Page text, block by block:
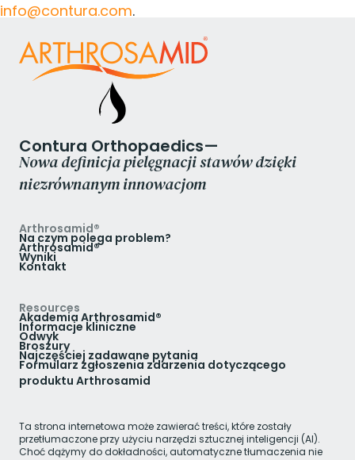
info@contura.com.
Contura Orthopaedics—
Nowa definicja pielęgnacji stawów dzięki
niezrównanym innowacjom
Arthrosamid®
Na czym polega problem?
Arthrosamid®
Wyniki
Kontakt
Resources
Akademia Arthrosamid®
Informacje kliniczne
Odwyk
Broszury
Najczęściej zadawane pytania
Formularz zgłoszenia zdarzenia dotyczącego
produktu Arthrosamid
Ta strona internetowa może zawierać treści, które zostały
przetłumaczone przy użyciu narzędzi sztucznej inteligencji (AI).
Choć dążymy do dokładności, automatyczne tłumaczenia nie